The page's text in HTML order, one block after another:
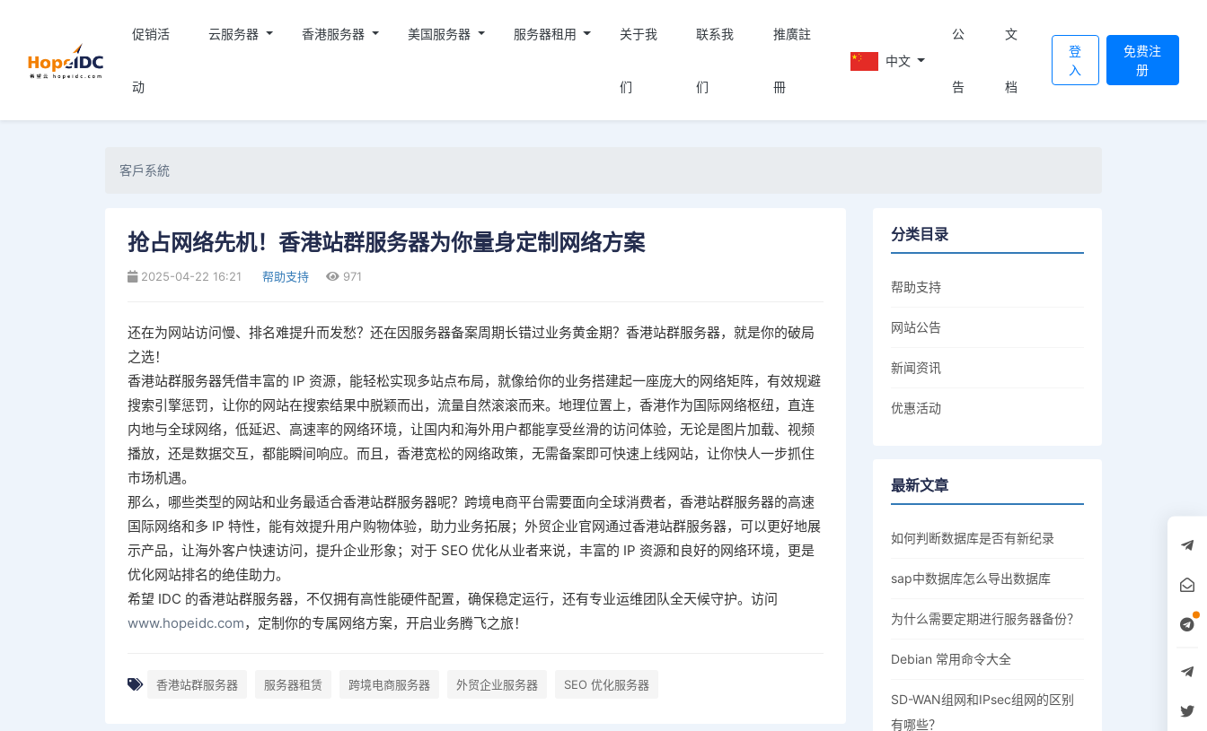
促销活
动
云服务器 香港服务器 美国服务器 服务器租用 关于我
们
联系我
们
推廣註
冊
中文
公
告
文
档
登
入
免费注
册
客戶系統
抢占网络先机！香港站群服务器为你量身定制网络方案
2025-04-22 16:21 帮助支持 971
还在为网站访问慢、排名难提升而发愁？还在因服务器备案周期长错过业务黄金期？香港站群服务器，就是你的破局
之选！
香港站群服务器凭借丰富的 IP 资源，能轻松实现多站点布局，就像给你的业务搭建起一座庞大的网络矩阵，有效规避
搜索引擎惩罚，让你的网站在搜索结果中脱颖而出，流量自然滚滚而来。地理位置上，香港作为国际网络枢纽，直连
内地与全球网络，低延迟、高速率的网络环境，让国内和海外用户都能享受丝滑的访问体验，无论是图片加载、视频
播放，还是数据交互，都能瞬间响应。而且，香港宽松的网络政策，无需备案即可快速上线网站，让你快人一步抓住
市场机遇。
那么，哪些类型的网站和业务最适合香港站群服务器呢？跨境电商平台需要面向全球消费者，香港站群服务器的高速
国际网络和多 IP 特性，能有效提升用户购物体验，助力业务拓展；外贸企业官网通过香港站群服务器，可以更好地展
示产品，让海外客户快速访问，提升企业形象；对于 SEO 优化从业者来说，丰富的 IP 资源和良好的网络环境，更是
优化网站排名的绝佳助力。
希望 IDC 的香港站群服务器，不仅拥有高性能硬件配置，确保稳定运行，还有专业运维团队全天候守护。访问
www.hopeidc.com，定制你的专属网络方案，开启业务腾飞之旅！
香港站群服务器 服务器租赁 跨境电商服务器 外贸企业服务器 SEO 优化服务器
分类目录
帮助支持
网站公告
新闻资讯
优惠活动
最新文章
如何判断数据库是否有新纪录
sap中数据库怎么导出数据库
为什么需要定期进行服务器备份？
Debian 常用命令大全
SD-WAN组网和IPsec组网的区别
有哪些？